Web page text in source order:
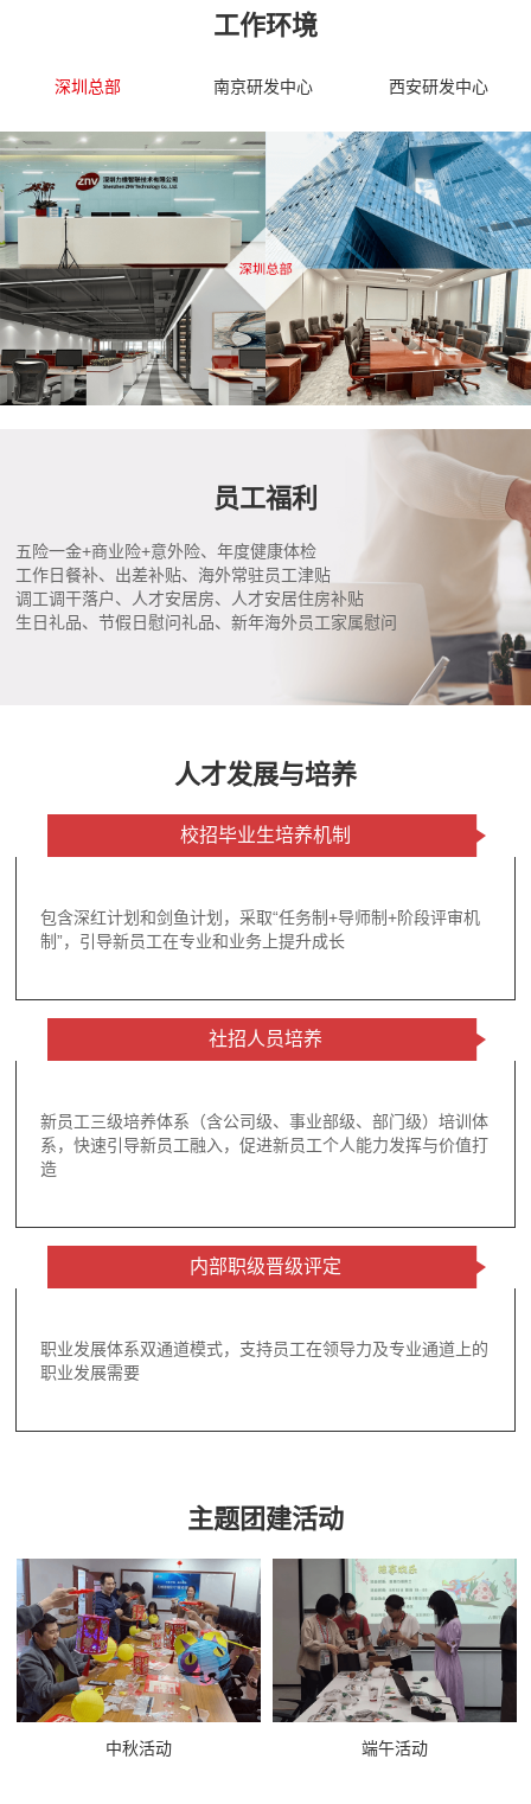
工作环境
深圳总部 南京研发中心 西安研发中心
员工福利
五险一金+商业险+意外险、年度健康体检
工作日餐补、出差补贴、海外常驻员工津贴
调工调干落户、人才安居房、人才安居住房补贴
生日礼品、节假日慰问礼品、新年海外员工家属慰问
人才发展与培养
校招毕业生培养机制
包含深红计划和剑鱼计划，采取“任务制+导师制+阶段评审机
制”，引导新员工在专业和业务上提升成长
社招人员培养
新员工三级培养体系（含公司级、事业部级、部门级）培训体
系，快速引导新员工融入，促进新员工个人能力发挥与价值打
造
内部职级晋级评定
职业发展体系双通道模式，支持员工在领导力及专业通道上的
职业发展需要
主题团建活动
中秋活动 端午活动